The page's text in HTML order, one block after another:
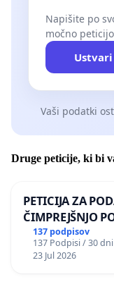
Napišite po
močno
Vaši podatki
Druge peticije, ki bi
PETICIJA ZA
ČIMPREJŠNJO
BERNARDA
REPUBLIKE
137 podpisov
137 Podpisi / 30 dni
23 Jul 2026